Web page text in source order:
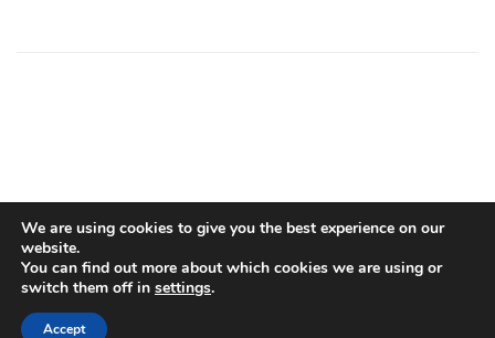
We are using cookies to give you the best experience on our
website.
You can find out more about which cookies we are using or
switch them off in settings.
Accept